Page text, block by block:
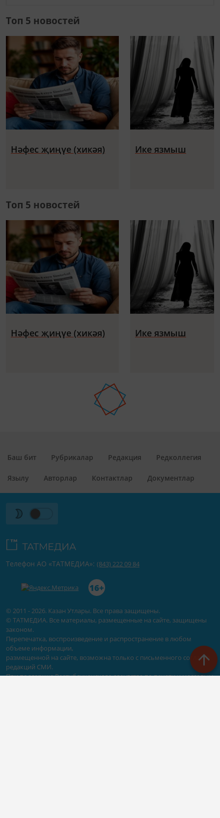
Топ 5 новостей
Нәфес җиңүе (хикәя) Ике язмыш
Топ 5 новостей
Нәфес җиңүе (хикәя) Ике язмыш
Баш бит Рубрикалар Редакция Редколлегия
Язылу Авторлар Контактлар Документлар
© 2011 - 2026. Казан Утлары. Все права защищены.
© ТАТМЕДИА. Все материалы, размещенные на сайте, защищены
законом.
Перепечатка, воспроизведение и распространение в любом
объеме информации,
размещенной на сайте, возможна только с письменного согласия
редакций СМИ.
При поддержке Республиканского агентства по печати и массовым
Телефон АО «ТАТМЕДИА»: (843) 222 09 84
16+